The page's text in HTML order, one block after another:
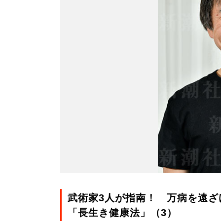
武術家3人が指南！ 万病を遠ざ
「長生き健康法」（3）